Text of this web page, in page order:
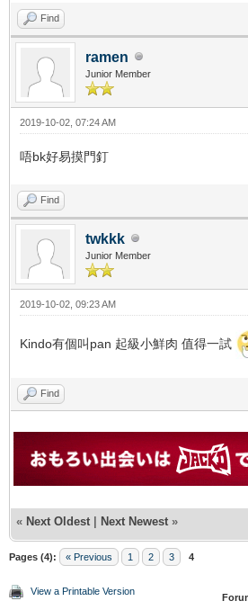
Find
ramen
Junior Member
2019-10-02, 07:24 AM
唔bk好易摸門釘
Find
twkkk
Junior Member
2019-10-02, 09:23 AM
Kindo有個叫pan 起級小鮮肉 值得一試
Find
« Next Oldest | Next Newest »
Pages (4): « Previous 1 2 3 4
View a Printable Version